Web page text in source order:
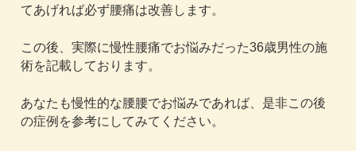
てあげれば必ず腰痛は改善します。
この後、実際に慢性腰痛でお悩みだった36歳男性の施
術を記載しております。
あなたも慢性的な腰腰でお悩みであれば、是非この後
の症例を参考にしてみてください。